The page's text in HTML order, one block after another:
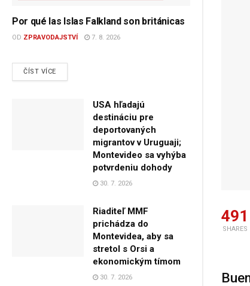
Por qué las Islas Falkland son británicas
OD ZPRAVODAJSTVÍ 7. 8. 2026
ČÍST VÍCEDETAILS
USA hľadajú
destináciu pre
deportovaných
migrantov v Uruguaji;
Montevideo sa vyhýba
potvrdeniu dohody
30. 7. 2026
Riaditeľ MMF
prichádza do
Montevidea, aby sa
stretol s Orsi a
ekonomickým tímom
30. 7. 2026
491
SHARES